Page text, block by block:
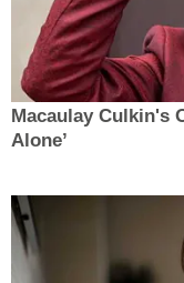
Macaulay Culkin's
Alone’